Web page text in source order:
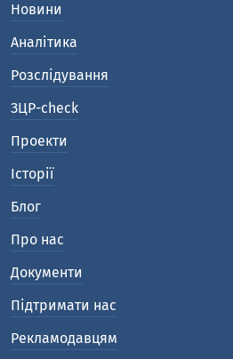
Новини
Аналітика
Розслідування
ЗЦР-check
Проекти
Історії
Блог
Про нас
Документи
Підтримати нас
Рекламодавцям